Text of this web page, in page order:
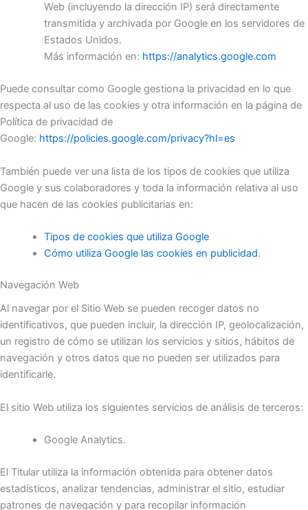
Web (incluyendo la dirección IP) será directamente
transmitida y archivada por Google en los servidores de
Estados Unidos.
Más información en: https://analytics.google.com
Puede consultar como Google gestiona la privacidad en lo que
respecta al uso de las cookies y otra información en la página de
Política de privacidad de
Google: https://policies.google.com/privacy?hl=es
También puede ver una lista de los tipos de cookies que utiliza
Google y sus colaboradores y toda la información relativa al uso
que hacen de las cookies publicitarias en:
Tipos de cookies que utiliza Google
Cómo utiliza Google las cookies en publicidad.
Navegación Web
Al navegar por el Sitio Web se pueden recoger datos no
identificativos, que pueden incluir, la dirección IP, geolocalización,
un registro de cómo se utilizan los servicios y sitios, hábitos de
navegación y otros datos que no pueden ser utilizados para
identificarle.
El sitio Web utiliza los siguientes servicios de análisis de terceros:
Google Analytics.
El Titular utiliza la información obtenida para obtener datos
estadísticos, analizar tendencias, administrar el sitio, estudiar
patrones de navegación y para recopilar información